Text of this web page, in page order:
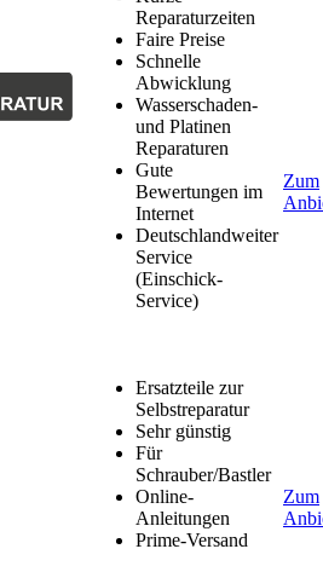
Reparaturzeiten
Faire Preise
Schnelle
Abwicklung
Wasserschaden-
und Platinen
Reparaturen
Gute
Bewertungen im
Internet
Deutschlandweiter
Service
(Einschick-
Service)
Zum
Ersatzteile zur
Selbstreparatur
Sehr günstig
Für
Schrauber/Bastler
Online-
Anleitungen
Prime-Versand
Zum